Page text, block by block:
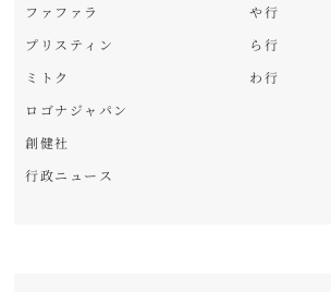
ファファラ
プリスティン
ミトク
ロゴナジャパン
創健社
行政ニュース
や行
ら行
わ行